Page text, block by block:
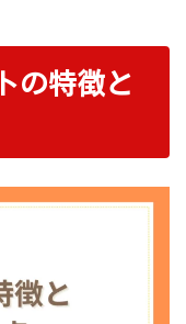
の特徴と